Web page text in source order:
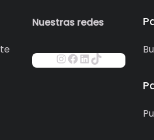
Nuestras redes